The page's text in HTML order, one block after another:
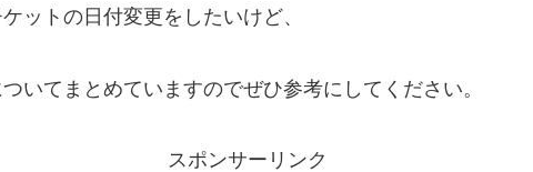
ットの日付変更をしたいけど、
いてまとめていますのでぜひ参考にしてください。
スポンサーリンク